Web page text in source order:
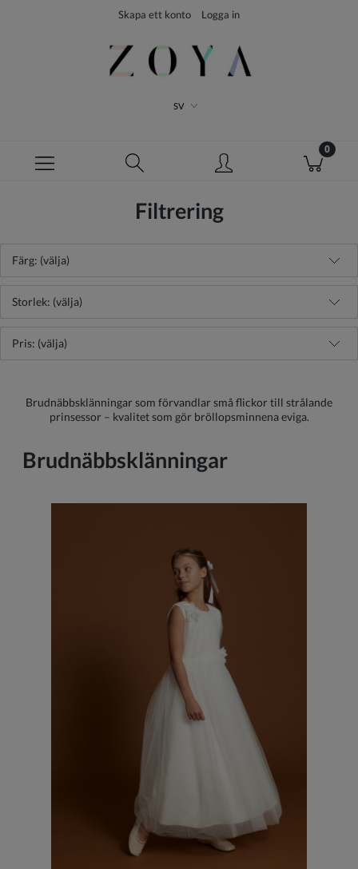
Skapa ett konto Logga in
SV
Filtrering
Färg: (välja)
Storlek: (välja)
Pris: (välja)
Brudnäbbsklänningar som förvandlar små flickor till strålande
prinsessor – kvalitet som gör bröllopsminnena eviga.
Brudnäbbsklänningar